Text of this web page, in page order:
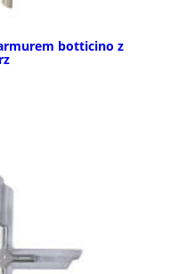
botticino z